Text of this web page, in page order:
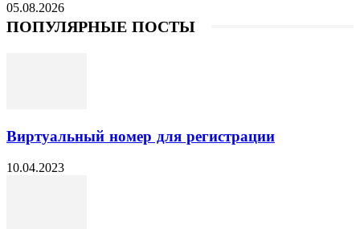
05.08.2026
ПОПУЛЯРНЫЕ ПОСТЫ
Виртуальный номер для регистрации
10.04.2023